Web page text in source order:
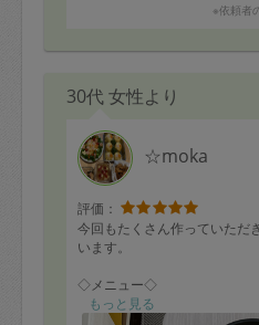
※依頼者
30代 女性より
☆moka
評価：
今回もたくさん作っていただ
います。
◇メニュー◇
・ブロッコリーとささみのオ
もっと見る